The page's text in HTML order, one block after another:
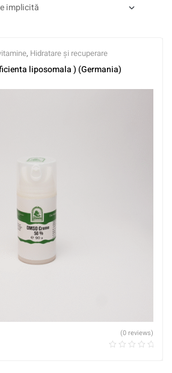
, Hidratare și recuperare
liposomala ) (Germania)
(0 reviews)